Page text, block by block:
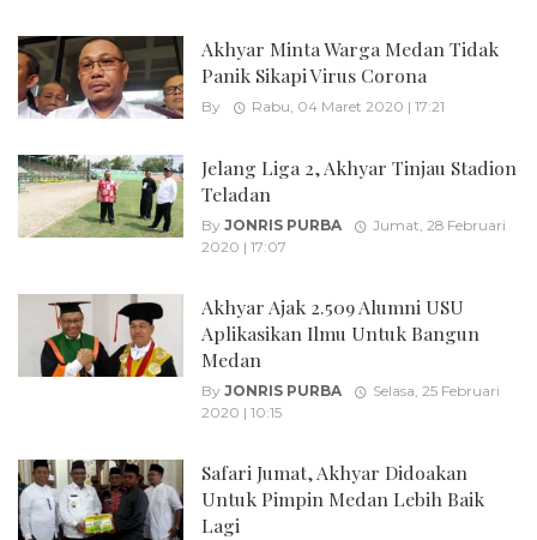
Akhyar Minta Warga Medan Tidak
Panik Sikapi Virus Corona
By Rabu, 04 Maret 2020 | 17:21
Jelang Liga 2, Akhyar Tinjau Stadion
Teladan
By JONRIS PURBA
Jumat, 28 Februari
2020 | 17:07
Akhyar Ajak 2.509 Alumni USU
Aplikasikan Ilmu Untuk Bangun
Medan
By JONRIS PURBA
Selasa, 25 Februari
2020 | 10:15
Safari Jumat, Akhyar Didoakan
Untuk Pimpin Medan Lebih Baik
Lagi